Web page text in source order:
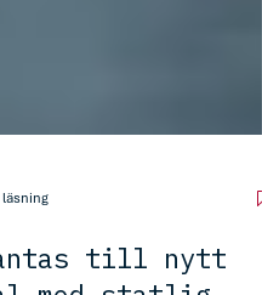
läsning